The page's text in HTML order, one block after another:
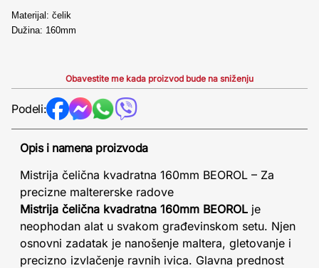
Materijal: čelik
Dužina: 160mm
Obavestite me kada proizvod bude na sniženju
Podeli:
Opis i namena proizvoda
Mistrija čelična kvadratna 160mm BEOROL – Za
precizne maltererske radove
Mistrija čelična kvadratna 160mm BEOROL je
neophodan alat u svakom građevinskom setu. Njen
osnovni zadatak je nanošenje maltera, gletovanje i
precizno izvlačenje ravnih ivica. Glavna prednost